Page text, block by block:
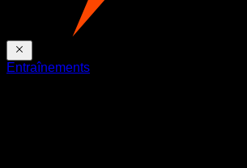
Entraînements